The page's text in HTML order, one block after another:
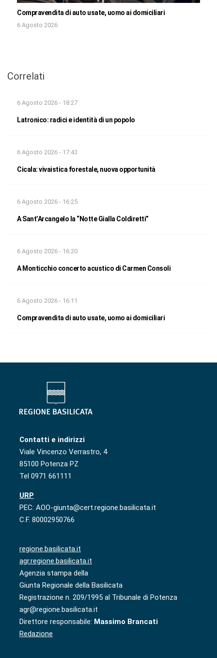
Compravendita di auto usate, uomo ai domiciliari
6 Agosto 2026
Correlati
6 Agosto 2026 - 18:27
Latronico: radici e identità di un popolo
6 Agosto 2026 - 17:43
Cicala: vivaistica forestale, nuova opportunità
6 Agosto 2026 - 16:25
A Sant’Arcangelo la “Notte Gialla Coldiretti”
6 Agosto 2026 - 16:20
A Monticchio concerto acustico di Carmen Consoli
6 Agosto 2026 - 16:11
Compravendita di auto usate, uomo ai domiciliari
Contatti e indirizzi
Viale Vincenzo Verrastro, 4
85100 Potenza PZ
Tel 0971 661111
URP
PEC: AOO-giunta@cert.regione.basilicata.it
C.F. 80002950766
regione.basilicata.it
agr.regione.basilicata.it
Agenzia stampa della
Giunta Regionale della Basilicata
Registrazione n. 209/1995 al Tribunale di Potenza
agr@regione.basilicata.it
Direttore responsabile: Massimo Brancati
Redazione